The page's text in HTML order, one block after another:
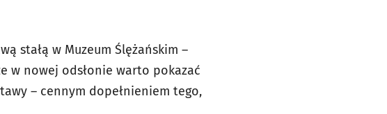
stałą w Muzeum Ślężańskim –
w nowej odsłonie warto pokazać
– cennym dopełnieniem tego,